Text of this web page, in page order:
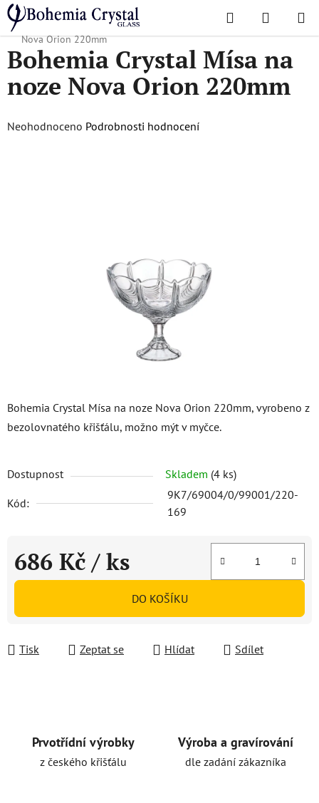
Přejít
na
obsah
Hledat
KOŠÍK
Domů
/ Oblíbené kolekce / Nova Orion
Bohemia Crystal Mísa na noze
Nova Orion 220mm
Bohemia Crystal Mísa na noze Nova Orion 220mm, vyrobeno z
bezolovnatého křišťálu, možno mýt v myčce.
Dostupnost Skladem (4 ks)
Kód:
9K7/69004/0/99001/220-
169
686 Kč / ks
Měrná cena:
DO KOŠÍKU
Tisk Zeptat se Hlídat Sdílet
Bohemia Crystal Mísa na
noze Nova Orion 220mm
Průměrné
Neohodnoceno Podrobnosti hodnocení
Prvotřídní výrobky
z českého křišťálu
Výroba a gravírování
dle zadání zákazníka